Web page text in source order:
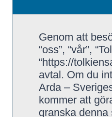
Genom att
“oss”, “vår”,
“https://
avtal. Om du
Arda –
kommer att
granska